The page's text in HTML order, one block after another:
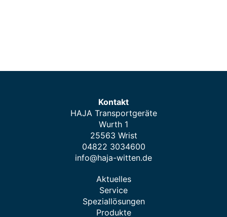
Kontakt
HAJA Transportgeräte
Wurth 1
25563 Wrist
04822 3034600
info@haja-witten.de
Aktuelles
Service
Speziallösungen
Produkte